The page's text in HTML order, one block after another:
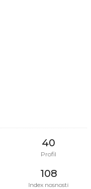
40
Profil
108
Index nosnosti